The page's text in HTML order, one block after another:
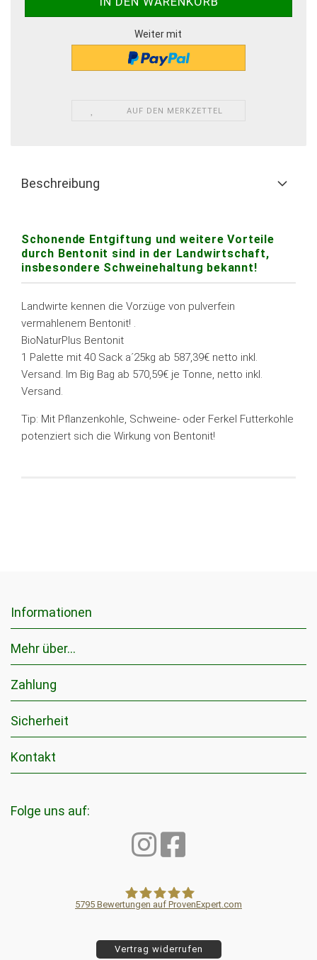
Weiter mit
AUF DEN MERKZETTEL
Beschreibung
Schonende Entgiftung und weitere Vorteile
durch Bentonit sind in der Landwirtschaft,
insbesondere Schweinehaltung bekannt!
Landwirte kennen die Vorzüge von pulverfein
vermahlenem Bentonit! .
BioNaturPlus Bentonit
1 Palette mit 40 Sack a´25kg ab 587,39€ netto inkl.
Versand. Im Big Bag ab 570,59€ je Tonne, netto inkl.
Versand.
Tip: Mit Pflanzenkohle, Schweine- oder Ferkel Futterkohle
potenziert sich die Wirkung von Bentonit!
Informationen
Mehr über...
Zahlung
Sicherheit
Kontakt
Folge uns auf:
5795 Bewertungen auf ProvenExpert.com
Vertrag widerrufen